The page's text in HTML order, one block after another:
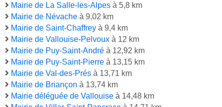
Mairie de La Salle-les-Alpes à 5,8 km
Mairie de Névache à 9,02 km
Mairie de Saint-Chaffrey à 9,4 km
Mairie de Vallouise-Pelvoux à 12 km
Mairie de Puy-Saint-André à 12,92 km
Mairie de Puy-Saint-Pierre à 13,15 km
Mairie de Val-des-Prés à 13,71 km
Mairie de Briançon à 13,74 km
Mairie déléguée de Vallouise à 14,48 km